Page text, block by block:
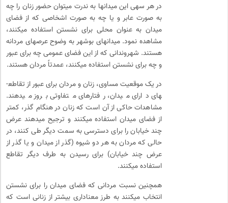
در هر سه­ی این میدان­ها به ندرت می­توان حضور زنان را چه
به صورت عابر و یا چه به صورت اشخاصی که از فضای
میدان به عنوان محلی برای نشستن استفاده می­کنند،
مشاهده نمود. میدان­های بوشهر به وضوح عرصه­ای مردانه
هستند. شهروندانی که از این فضای عمومی چه برای عبور
و چه برای نشستن استفاده می­کنند، عمدتاً مردان هستند.
در یک موقعیت مساوی، زنان و مردان برای عبور از تقاطع­
های دارای میدان، رفتارهای متفاوتی بروز می­دهند.
مشاهدات حاکی از آن است که زنان در هنگام گذر، کمتر
از فضای میدان استفاده می­کنند و ترجیح می­دهند عرض
چند خیابان را برای دسترسی به سمت دیگر طی کنند، در
حالی که مردان به هر دو شیوه (گذر از میدان و یا گذر از
عرض چند خیابان) برای رسیدن به طرف دیگر تقاطع
استفاده می­کنند.
همچنین نسبت مردانی که فضای میدان را برای نشستن
انتخاب می­کنند به طرز معناداری بیشتر از زنانی است که